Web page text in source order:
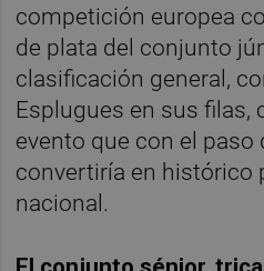
competición europea
de plata del conjunto
clasificación general,
Esplugues en sus filas,
evento que con el paso
convertiría en histórico
nacional.